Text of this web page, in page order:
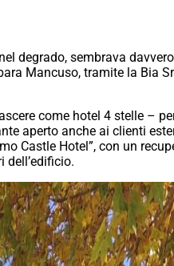
degrado, sembrava
Mancuso, tramite la Bia
come hotel 4 stelle –
aperto anche ai clienti
Castle Hotel”, con un